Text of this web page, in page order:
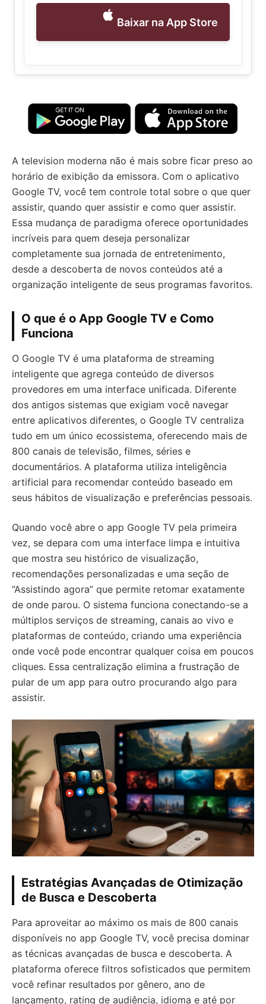
Baixar na App Store
A television moderna não é mais sobre ficar preso ao
horário de exibição da emissora. Com o aplicativo
Google TV, você tem controle total sobre o que quer
assistir, quando quer assistir e como quer assistir.
Essa mudança de paradigma oferece oportunidades
incríveis para quem deseja personalizar
completamente sua jornada de entretenimento,
desde a descoberta de novos conteúdos até a
organização inteligente de seus programas favoritos.
O que é o App Google TV e Como
Funciona
O Google TV é uma plataforma de streaming
inteligente que agrega conteúdo de diversos
provedores em uma interface unificada. Diferente
dos antigos sistemas que exigiam você navegar
entre aplicativos diferentes, o Google TV centraliza
tudo em um único ecossistema, oferecendo mais de
800 canais de televisão, filmes, séries e
documentários. A plataforma utiliza inteligência
artificial para recomendar conteúdo baseado em
seus hábitos de visualização e preferências pessoais.
Quando você abre o app Google TV pela primeira
vez, se depara com uma interface limpa e intuitiva
que mostra seu histórico de visualização,
recomendações personalizadas e uma seção de
“Assistindo agora” que permite retomar exatamente
de onde parou. O sistema funciona conectando-se a
múltiplos serviços de streaming, canais ao vivo e
plataformas de conteúdo, criando uma experiência
onde você pode encontrar qualquer coisa em poucos
cliques. Essa centralização elimina a frustração de
pular de um app para outro procurando algo para
assistir.
Estratégias Avançadas de Otimização
de Busca e Descoberta
Para aproveitar ao máximo os mais de 800 canais
disponíveis no app Google TV, você precisa dominar
as técnicas avançadas de busca e descoberta. A
plataforma oferece filtros sofisticados que permitem
você refinar resultados por gênero, ano de
lançamento, rating de audiência, idioma e até por